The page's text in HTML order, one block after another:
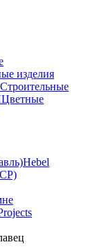
изделия
Строительные
Цветные
Hebel